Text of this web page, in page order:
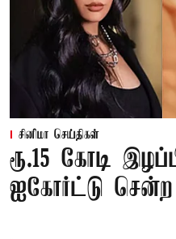
சினிமா செய்திகள்
ரூ.15 கோடி
ஐகோர்ட்டு